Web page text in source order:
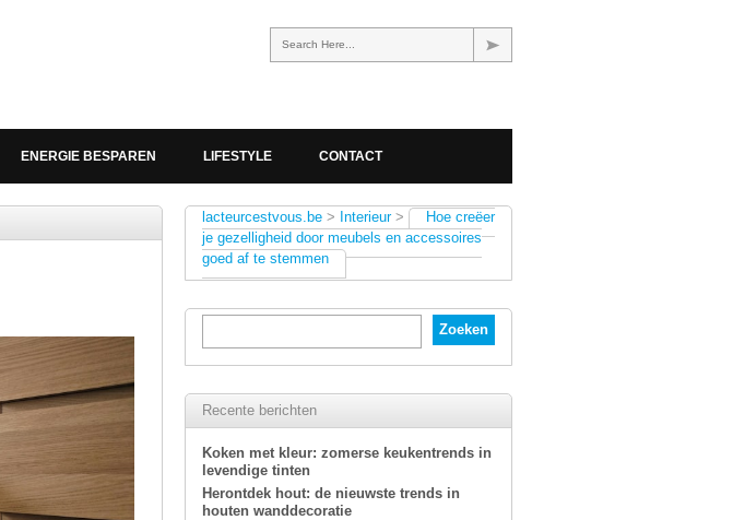
Search Here...
ENERGIE BESPAREN LIFESTYLE CONTACT
lacteurcestvous.be > Interieur>
Hoe creëer
je gezelligheid door meubels en accessoires
goed af te stemmen
Recente berichten
Koken met kleur: zomerse keukentrends in
levendige tinten
Herontdek hout: de nieuwste trends in
houten wanddecoratie